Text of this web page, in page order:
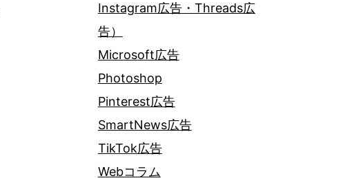
Instagram広告・Threads広
告）
Microsoft広告
Photoshop
Pinterest広告
SmartNews広告
TikTok広告
Webコラム